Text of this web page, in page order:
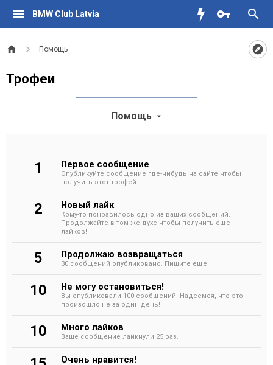
BMW Club Latvia
Помощь
Трофеи
Помощь
1 Первое сообщение
Опубликуйте сообщение где-нибудь на сайте чтобы
получить этот трофей.
2 Новый лайк
Кому-то понравилось одно из ваших сообщений.
Продолжайте в том же духе чтобы получить еще
лайков!
5 Продолжаю возвращаться
30 сообщений опубликовано. Пишите еще!
10 Не могу остановиться!
Вы опубликовали 100 сообщений. Надеемся, что это
произошло не за один день!
10 Много лайков
Ваше сообщение лайкнули 25 раз.
Очень нравится!